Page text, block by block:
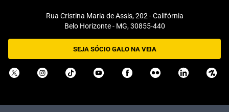
Rua Cristina Maria de Assis, 202 - Califórnia
Belo Horizonte - MG, 30855-440
SEJA SÓCIO GALO NA VEIA